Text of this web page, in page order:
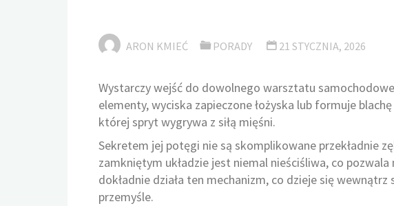
ARON KMIEĆ PORADY 21 STYCZNIA, 2026
Wystarczy wejść do dowolnego warsztatu
elementy, wyciska zapieczone łożyska lub formuje
której spryt wygrywa z siłą mięśni.
Sekretem jej potęgi nie są skomplikowane przekładnie
zamkniętym układzie jest niemal nieściśliwa, co
dokładnie działa ten mechanizm, co dzieje się
przemyśle.